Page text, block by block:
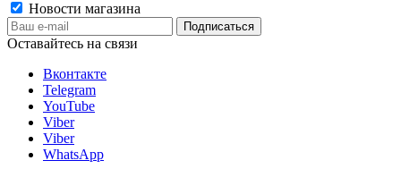
Новости магазина
Оставайтесь на связи
Вконтакте
Telegram
YouTube
Viber
Viber
WhatsApp